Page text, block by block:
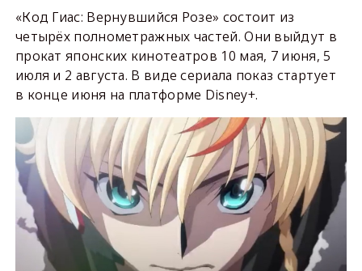
«Код Гиас: Вернувшийся Розе» состоит из
четырёх полнометражных частей. Они выйдут в
прокат японских кинотеатров 10 мая, 7 июня, 5
июля и 2 августа. В виде сериала показ стартует
в конце июня на платформе Disney+.